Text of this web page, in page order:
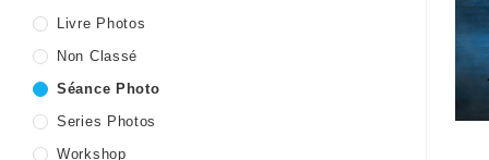
Livre Photos
Non Classé
Séance Photo
Series Photos
Workshop